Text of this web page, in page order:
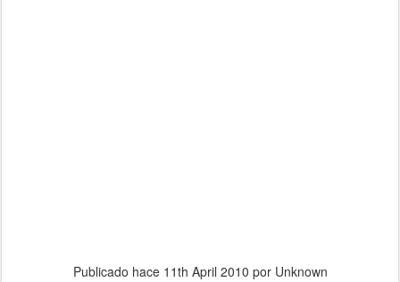
Publicado hace 11th April 2010 por Unknown